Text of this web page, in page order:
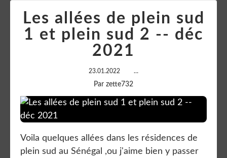
Les allées de plein sud
1 et plein sud 2 -- déc
2021
23.01.2022 …
Par zette732
Voila quelques allées dans les résidences de
plein sud au Sénégal ,ou j'aime bien y passer